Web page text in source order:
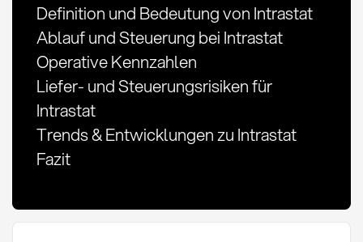
Definition und Bedeutung von Intrastat
Ablauf und Steuerung bei Intrastat
Operative Kennzahlen
Liefer- und Steuerungsrisiken für
Intrastat
Trends & Entwicklungen zu Intrastat
Fazit